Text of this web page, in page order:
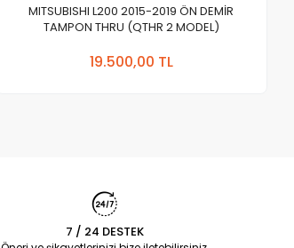
MITSUBISHI L200 2015-2019 ÖN DEMİR
TAMPON THRU (QTHR 2 MODEL)
19.500,00 TL
7 / 24 DESTEK